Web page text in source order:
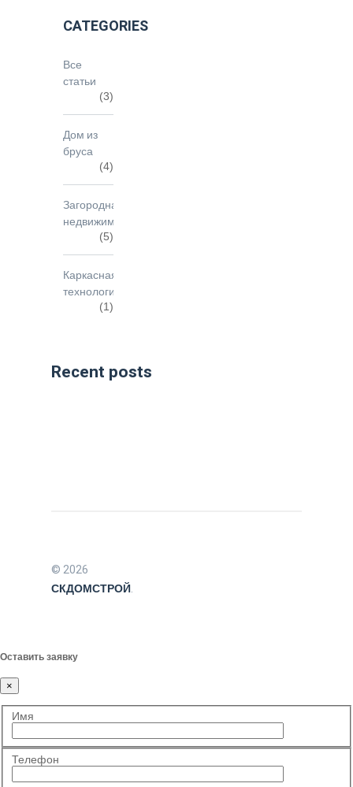
CATEGORIES
Все
статьи
(3)
Дом из
бруса
(4)
Загородная
недвижимость
(5)
Каркасная
технология
(1)
Recent posts
© 2026
СКДОМСТРОЙ.
Оставить заявку
×
Имя
Телефон